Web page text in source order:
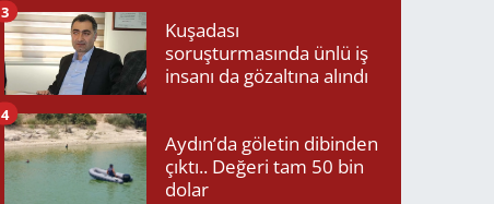
Kuşadası
soruşturmasında ünlü iş
insanı da gözaltına alındı
3
Aydın’da göletin dibinden
çıktı.. Değeri tam 50 bin
dolar
4